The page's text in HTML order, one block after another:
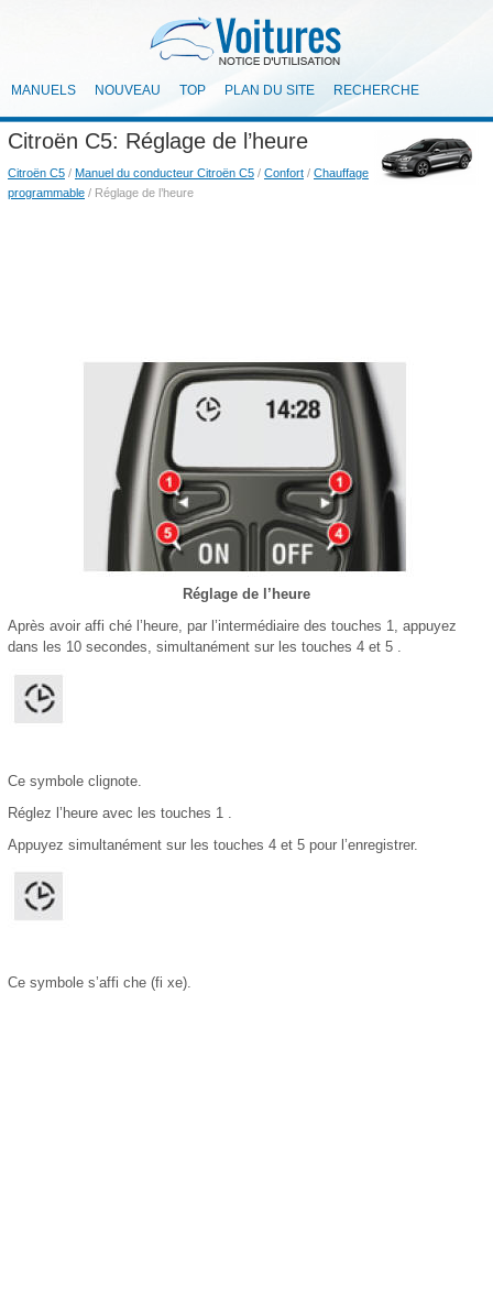
MANUELS NOUVEAU TOP PLAN DU SITE RECHERCHE
Citroën C5: Réglage de l’heure
Citroën C5 / Manuel du conducteur Citroën C5 / Confort / Chauffage
programmable / Réglage de l’heure
Réglage de l’heure
Après avoir affi ché l’heure, par l’intermédiaire des touches 1, appuyez
dans les 10 secondes, simultanément sur les touches 4 et 5 .
Ce symbole clignote.
Réglez l’heure avec les touches 1 .
Appuyez simultanément sur les touches 4 et 5 pour l’enregistrer.
Ce symbole s’affi che (fi xe).